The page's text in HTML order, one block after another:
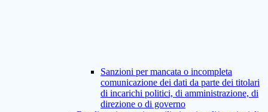
Sanzioni per mancata o incompleta
comunicazione dei dati da parte dei titolari
di incarichi politici, di amministrazione, di
direzione o di governo